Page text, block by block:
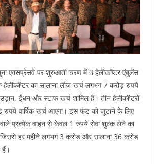
एक्सप्रेसवे पर शुरुआती चरण में 3 हेलीकॉप्टर एंबुलेंस
हेलीकॉप्टर का सालाना लीज खर्च लगभग 7 करोड़ रुपये
ईंधन और स्टाफ खर्च शामिल हैं। तीन हेलीकॉप्टरों
वार्षिक खर्च आएगा। इस फंड को जुटाने के लिए
प्रत्येक वाहन से केवल 1 रुपये सेवा शुल्क लेने का
जिससे हर महीने लगभग 3 करोड़ और सालाना 36 करोड़